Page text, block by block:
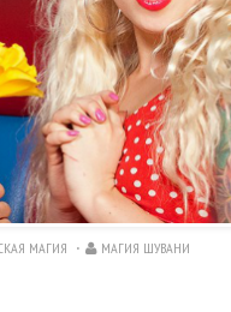
МАГИЯ МАГИЯ ШУВАНИ